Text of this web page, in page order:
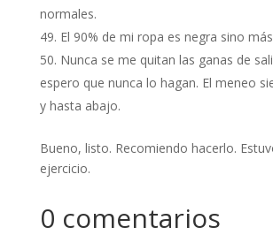
normales.
El 90% de mi ropa es negra sino
Nunca se me quitan las ganas de
espero que nunca lo hagan. El meneo
y hasta abajo.
Bueno, listo. Recomiendo hacerlo.
ejercicio.
0 comentarios